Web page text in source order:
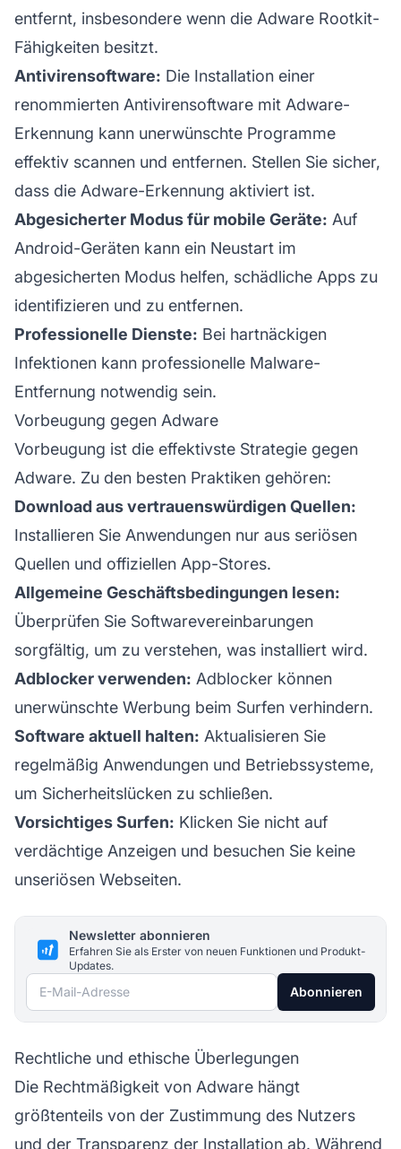
entfernt, insbesondere wenn die Adware Rootkit-
Fähigkeiten besitzt.
Antivirensoftware: Die Installation einer
renommierten Antivirensoftware mit Adware-
Erkennung kann unerwünschte Programme
effektiv scannen und entfernen. Stellen Sie sicher,
dass die Adware-Erkennung aktiviert ist.
Abgesicherter Modus für mobile Geräte: Auf
Android-Geräten kann ein Neustart im
abgesicherten Modus helfen, schädliche Apps zu
identifizieren und zu entfernen.
Professionelle Dienste: Bei hartnäckigen
Infektionen kann professionelle Malware-
Entfernung notwendig sein.
Vorbeugung gegen Adware
Vorbeugung ist die effektivste Strategie gegen
Adware. Zu den besten Praktiken gehören:
Download aus vertrauenswürdigen Quellen:
Installieren Sie Anwendungen nur aus seriösen
Quellen und offiziellen App-Stores.
Allgemeine Geschäftsbedingungen lesen:
Überprüfen Sie Softwarevereinbarungen
sorgfältig, um zu verstehen, was installiert wird.
Adblocker verwenden: Adblocker können
unerwünschte Werbung beim Surfen verhindern.
Software aktuell halten: Aktualisieren Sie
regelmäßig Anwendungen und Betriebssysteme,
um Sicherheitslücken zu schließen.
Vorsichtiges Surfen: Klicken Sie nicht auf
verdächtige Anzeigen und besuchen Sie keine
unseriösen Webseiten.
Newsletter abonnieren
Erfahren Sie als Erster von neuen Funktionen und Produkt-
Updates.
E-Mail-Adresse Abonnieren
Rechtliche und ethische Überlegungen
Die Rechtmäßigkeit von Adware hängt
größtenteils von der Zustimmung des Nutzers
und der Transparenz der Installation ab. Während